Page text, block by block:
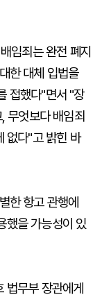
임죄는 완전 폐지
한 대체 입법을
접했다"면서 "장
무엇보다 배임죄
없다"고 밝힌 바
한 항고 관행에
했을 가능성이 있
법무부 장관에게